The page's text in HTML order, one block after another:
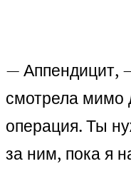
— Аппендицит,
смотрела мимо
операция. Ты
за ним, пока я